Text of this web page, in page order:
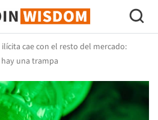
de Bitcoin
cae con el resto del mercado:
una trampa